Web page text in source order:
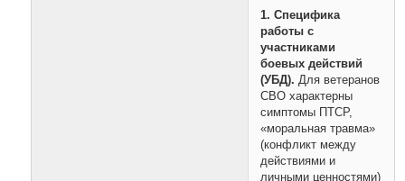
1. Специфика
работы с
участниками
боевых действий
(УБД). Для ветеранов
СВО характерны
симптомы ПТСР,
«моральная травма»
(конфликт между
действиями и
личными ценностями)